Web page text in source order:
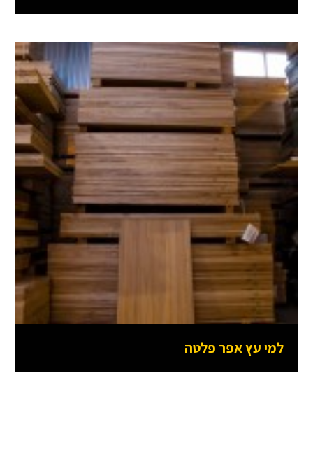
למי עץ אפר פלטה